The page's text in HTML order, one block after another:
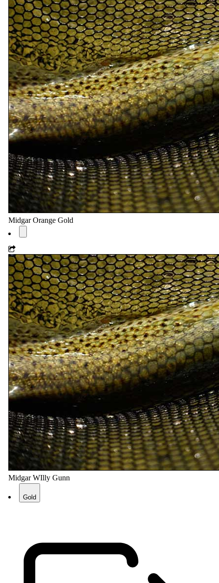
Midgar Orange Gold
Midgar WIlly Gunn
Gold